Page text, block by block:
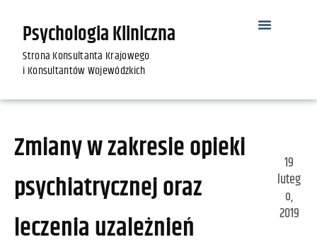
Psychologia Kliniczna
Strona Konsultanta Krajowego
i Konsultantów Wojewódzkich
Zmiany w zakresie opieki
psychiatrycznej oraz
leczenia uzależnień
19
luteg
o,
2019